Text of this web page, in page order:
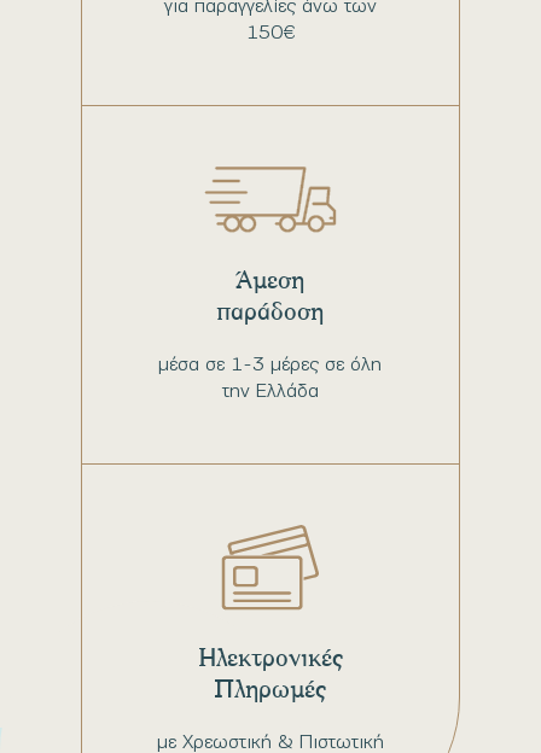
για παραγγελίες άνω των
150€
μέσα σε 1-3 μέρες σε όλη
την Ελλάδα
Άμεση
παράδοση
με Χρεωστική & Πιστωτική
Ηλεκτρονικές
Πληρωμές